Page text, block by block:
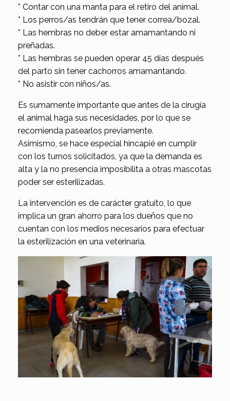
* Contar con una manta para el retiro del animal.
* Los perros/as tendrán que tener correa/bozal.
* Las hembras no deber estar amamantando ni
preñadas.
* Las hembras se pueden operar 45 días después
del parto sin tener cachorros amamantando.
* No asistir con niños/as.
Es sumamente importante que antes de la cirugía
el animal haga sus necesidades, por lo que se
recomienda pasearlos previamente.
Asimismo, se hace especial hincapié en cumplir
con los turnos solicitados, ya que la demanda es
alta y la no presencia imposibilita a otras mascotas
poder ser esterilizadas.
La intervención es de carácter gratuito, lo que
implica un gran ahorro para los dueños que no
cuentan con los medios necesarios para efectuar
la esterilización en una veterinaria.